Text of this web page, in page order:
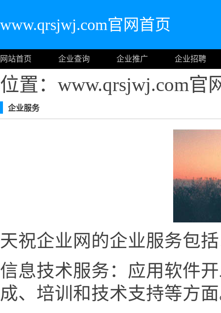
www.qrsjwj.com官网首页
网站首页 企业查询 企业推广 企业招聘
位置：www.qrsjwj.com官
企业服务
天祝企业网的企业服务包
信息技术服务：应用软件
成、培训和技术支持等方